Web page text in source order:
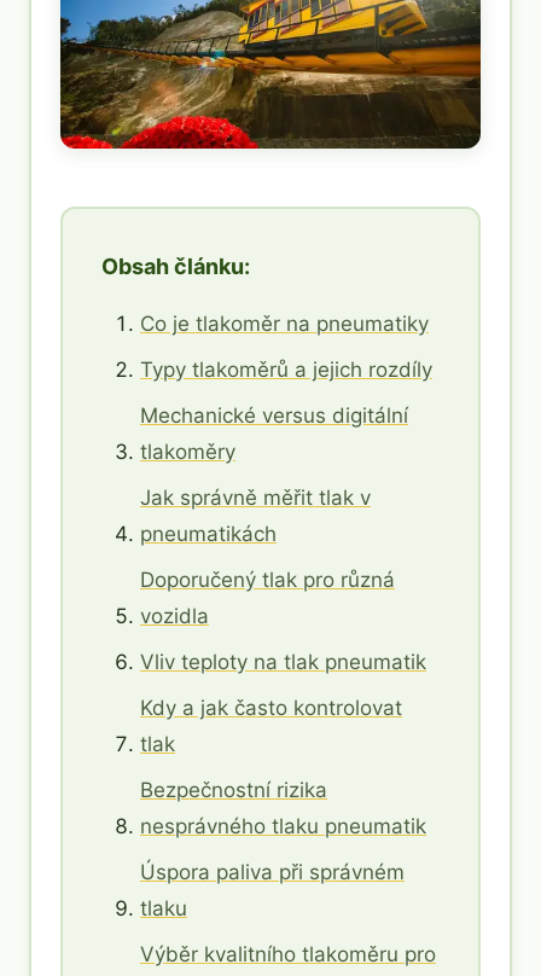
Obsah článku:
Co je tlakoměr na pneumatiky
Typy tlakoměrů a jejich rozdíly
Mechanické versus digitální
tlakoměry
Jak správně měřit tlak v
pneumatikách
Doporučený tlak pro různá
vozidla
Vliv teploty na tlak pneumatik
Kdy a jak často kontrolovat
tlak
Bezpečnostní rizika
nesprávného tlaku pneumatik
Úspora paliva při správném
tlaku
Výběr kvalitního tlakoměru pro